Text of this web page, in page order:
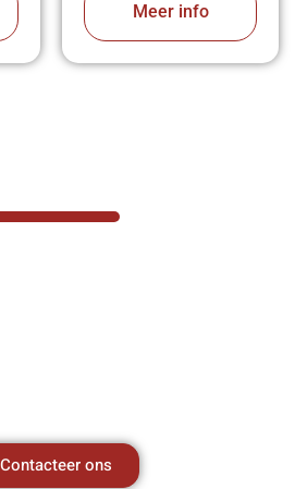
Meer info
Contacteer ons